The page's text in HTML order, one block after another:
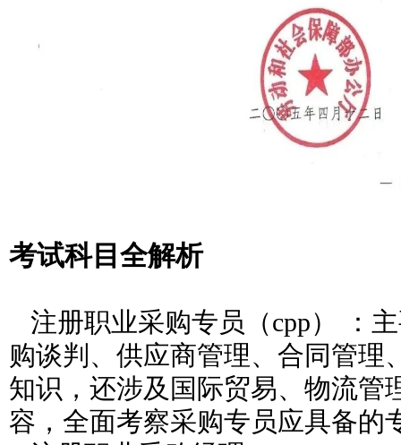
考试科目全解析
注册职业采购专员（cpp） ：
购谈判、供应商管理、合同管理
知识，还涉及国际贸易、物流管
容，全面考察采购专员应具备的